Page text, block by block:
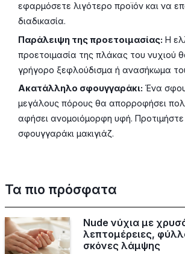
εφαρμόσετε λιγότερο προϊόν και να
διαδικασία.
Παράλειψη της προετοιμασίας: Η
προετοιμασία της πλάκας του νυχιού
γρήγορο ξεφλούδισμα ή ανασήκωμα
Ακατάλληλο σφουγγαράκι: Ένα
μεγάλους πόρους θα απορροφήσει
αφήσει ανομοιόμορφη υφή.
σφουγγαράκι μακιγιάζ.
Τα πιο πρόσφατα
Nude νύχια με
λεπτομέρειες,
σκόνες λάμψης